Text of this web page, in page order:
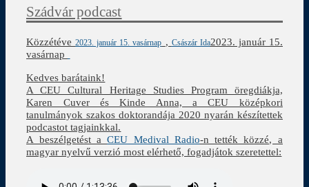
Szádvár podcast
Közzétéve2023. január 15. vasárnap , Császár Ida2023. január 15.
vasárnap
Kedves barátaink!
A CEU Cultural Heritage Studies Program öregdiákja,
Karen Cuver és Kinde Anna, a CEU középkori
tanulmányok szakos doktorandája 2020 nyarán készítettek
podcastot tagjainkkal.
A beszélgetést aCEU Medival Radio-n tették közzé, a
magyar nyelvű verzió most elérhető, fogadjátok szeretettel: